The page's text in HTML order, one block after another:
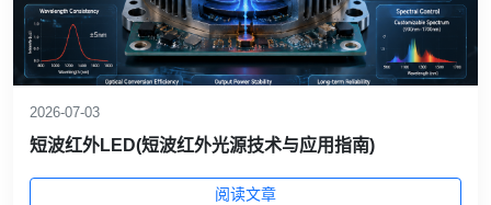
2026-07-03
短波红外LED(短波红外光源技术与应用指南)
阅读文章